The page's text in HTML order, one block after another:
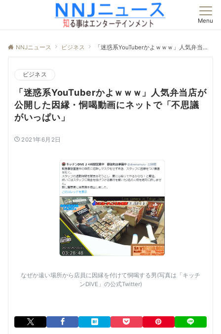
Menu
NNJニュース ビジネス 「迷惑系YouTuberかよｗｗｗ」人気弁当店が公開した因縁・恫喝動画にネットで「不思議がいっぱい」
ビジネス
「迷惑系YouTuberかよｗｗｗ」人気弁当店が
公開した因縁・恫喝動画にネットで「不思議
がいっぱい」
2021年6月2日
なぜか遠い場所から店員に因縁を付けて恫喝する男(写真は「キッチ
ンDIVE」の公式Twitter)